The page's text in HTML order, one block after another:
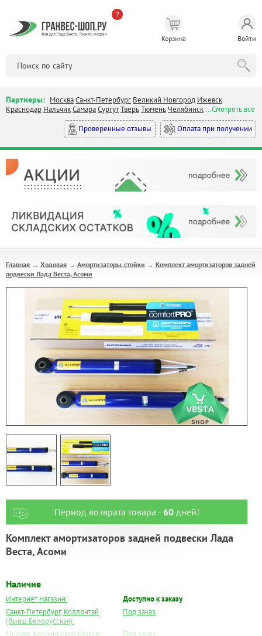
?
Корзина Войти
Партнеры: МоскваСанкт-Петербург Великий Новгород Ижевск
Краснодар НальчикСамараСургутТверьТюмень Челябинск...Смотреть все
Проверенные отзывы
Оплата при получении
Главная → Ходовая → Амортизаторы, стойки → Комплект амортизаторов задней
подвески Лада Веста, Асоми
Период возврата товара - 60дней!
Комплект амортизаторов задней подвески Лада
Веста, Асоми
Наличие
Интернет магазин:
Доступно к заказу
Санкт-Петербург, Коллонтай
(бывш.Белорусская):
Под заказ
Москва, Коровинское Шоссе:
Под заказ